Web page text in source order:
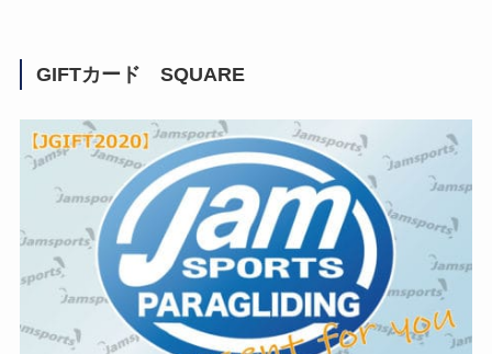
GIFTカード SQUARE